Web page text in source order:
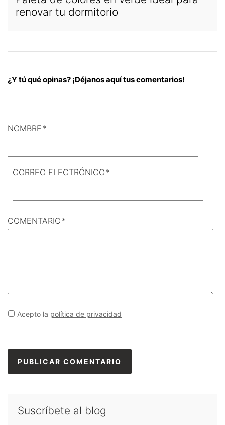
renovar tu dormitorio
¿Y tú qué opinas? ¡Déjanos aquí tus comentarios!
NOMBRE *
CORREO ELECTRÓNICO *
COMENTARIO *
Acepto la política de privacidad
Suscríbete al blog